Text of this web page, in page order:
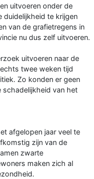
uitvoeren onder de
duidelijkheid te krijgen
van de grafietregens in
nu dus zelf uitvoeren.
uitvoeren naar de
twee weken tijd
Zo konden er geen
van het
afgelopen jaar veel te
zijn van de
zwarte
maken zich al